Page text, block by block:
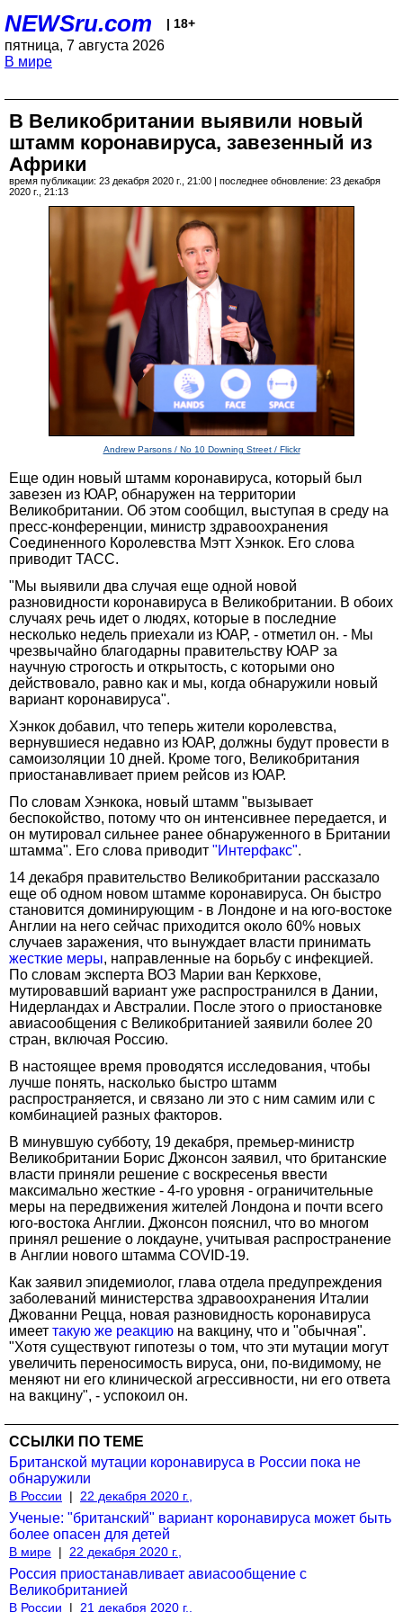
NEWSru.com | 18+
пятница, 7 августа 2026
В мире
В Великобритании выявили новый
штамм коронавируса, завезенный из
Африки
время публикации: 23 декабря 2020 г., 21:00 | последнее обновление: 23 декабря
2020 г., 21:13
Andrew Parsons / No 10 Downing Street / Flickr
Еще один новый штамм коронавируса, который был
завезен из ЮАР, обнаружен на территории
Великобритании. Об этом сообщил, выступая в среду на
пресс-конференции, министр здравоохранения
Соединенного Королевства Мэтт Хэнкок. Его слова
приводит ТАСС.
"Мы выявили два случая еще одной новой
разновидности коронавируса в Великобритании. В обоих
случаях речь идет о людях, которые в последние
несколько недель приехали из ЮАР, - отметил он. - Мы
чрезвычайно благодарны правительству ЮАР за
научную строгость и открытость, с которыми оно
действовало, равно как и мы, когда обнаружили новый
вариант коронавируса".
Хэнкок добавил, что теперь жители королевства,
вернувшиеся недавно из ЮАР, должны будут провести в
самоизоляции 10 дней. Кроме того, Великобритания
приостанавливает прием рейсов из ЮАР.
По словам Хэнкока, новый штамм "вызывает
беспокойство, потому что он интенсивнее передается, и
он мутировал сильнее ранее обнаруженного в Британии
штамма". Его слова приводит "Интерфакс".
14 декабря правительство Великобритании рассказало
еще об одном новом штамме коронавируса. Он быстро
становится доминирующим - в Лондоне и на юго-востоке
Англии на него сейчас приходится около 60% новых
случаев заражения, что вынуждает власти принимать
жесткие меры, направленные на борьбу с инфекцией.
По словам эксперта ВОЗ Марии ван Керкхове,
мутировавший вариант уже распространился в Дании,
Нидерландах и Австралии. После этого о приостановке
авиасообщения с Великобританией заявили более 20
стран, включая Россию.
В настоящее время проводятся исследования, чтобы
лучше понять, насколько быстро штамм
распространяется, и связано ли это с ним самим или с
комбинацией разных факторов.
В минувшую субботу, 19 декабря, премьер-министр
Великобритании Борис Джонсон заявил, что британские
власти приняли решение с воскресенья ввести
максимально жесткие - 4-го уровня - ограничительные
меры на передвижения жителей Лондона и почти всего
юго-востока Англии. Джонсон пояснил, что во многом
принял решение о локдауне, учитывая распространение
в Англии нового штамма COVID-19.
Как заявил эпидемиолог, глава отдела предупреждения
заболеваний министерства здравоохранения Италии
Джованни Рецца, новая разновидность коронавируса
имеет такую же реакцию на вакцину, что и "обычная".
"Хотя существуют гипотезы о том, что эти мутации могут
увеличить переносимость вируса, они, по-видимому, не
меняют ни его клинической агрессивности, ни его ответа
на вакцину", - успокоил он.
ССЫЛКИ ПО ТЕМЕ
Британской мутации коронавируса в России пока не
обнаружили
В России | 22 декабря 2020 г.,
Ученые: "британский" вариант коронавируса может быть
более опасен для детей
В мире | 22 декабря 2020 г.,
Россия приостанавливает авиасообщение с
Великобританией
В России | 21 декабря 2020 г.,